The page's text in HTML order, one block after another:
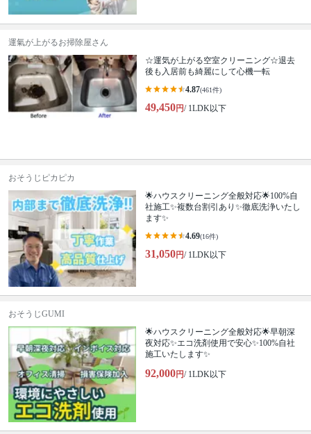
運氣が上がるお掃除屋さん
☆運気が上がる空室クリーニング☆退去
後も入居前も綺麗にして心機一転
4.87(461件)
49,450円/ 1LDK以下
おそうじピカピカ
🌟ハウスクリーニング全般対応🌟100%自
社施工✨複数台割引あり✨徹底洗浄いたし
ます✨
4.69(16件)
31,050円/ 1LDK以下
おそうじGUMI
🌟ハウスクリーニング全般対応🌟早朝深
夜対応✨エコ洗剤使用で安心✨100%自社
施工いたします✨
92,000円/ 1LDK以下